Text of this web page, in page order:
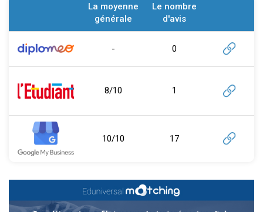
La moyenne
générale
Le nombre
d'avis
- 0
8/10 1
10/10 17